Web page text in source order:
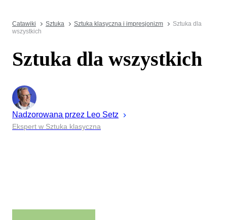
Catawiki Sztuka Sztuka klasyczna i impresjonizm
Sztuka dla
wszystkich
Sztuka dla wszystkich
Nadzorowana przez Leo Setz
Ekspert w Sztuka klasyczna